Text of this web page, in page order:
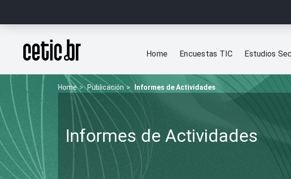
Página inicial
Home Encuestas TIC Estudios
Home Publicación Informes de Actividades
Informes de Actividades